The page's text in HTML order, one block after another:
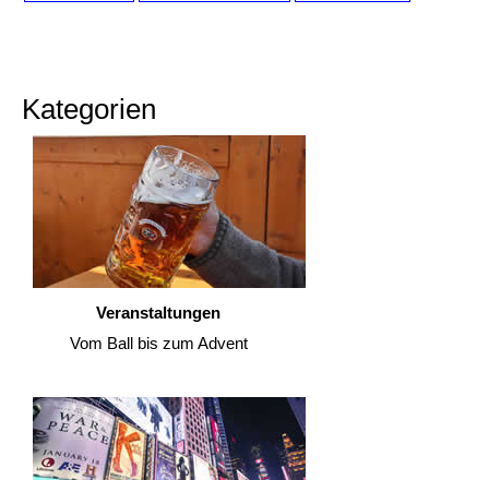
Kategorien
Veranstaltungen
Vom Ball bis zum Advent